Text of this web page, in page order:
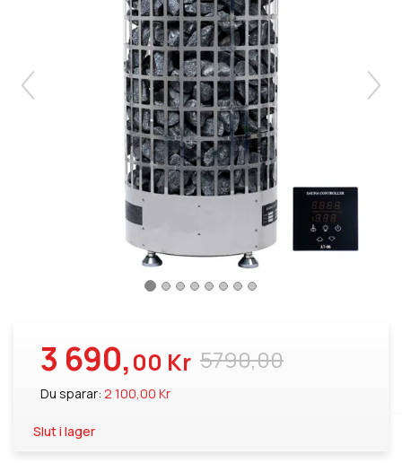
5790,00
3 690,00 Kr
Du sparar: 2 100,00 Kr
Slut i lager